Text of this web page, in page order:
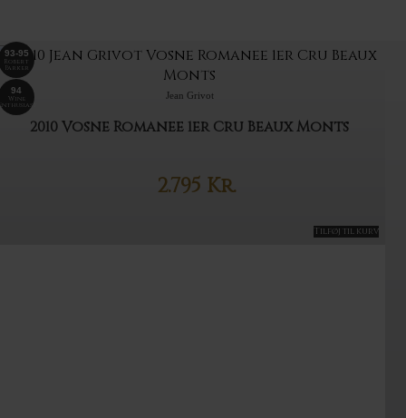
Jean Grivot
2010 Vosne Romanee 1er Cru Beaux Monts
93-95
Robert
Parker
94
Wine
2.795 Kr.
Tilføj til kurv